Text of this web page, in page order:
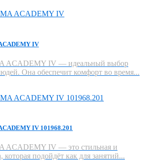
IV
ACADEMY IV — идеальный выбор
Она обеспечит комфорт во время...
IV 101968.201
ACADEMY IV — это стильная и
которая подойдёт как для занятий...